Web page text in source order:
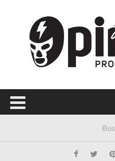
Menú Principal
PORTADA
CONCIERTOS
FESTIVALES